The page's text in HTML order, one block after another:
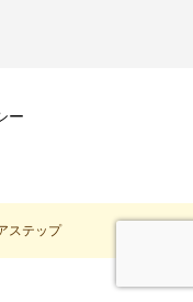
ー
ステップ